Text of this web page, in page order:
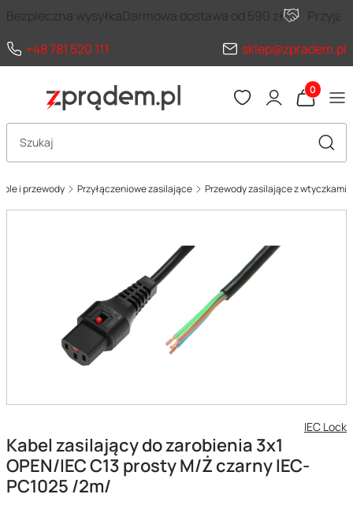
Bezpieczna wysyłkaDarmowa dostawa od 590 zł
+48 781 520 111
sklep@zpradem.pl
Produkty
Otwórz wyszukiwarkę
i przewody Przyłączeniowe zasilające Przewody zasilające z wtyczkami
IEC Lock
Kabel zasilający do zarobienia 3x1
OPEN/IEC C13 prosty M/Ż czarny IEC-
PC1025 /2m/